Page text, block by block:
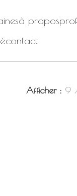
à propos
contact
Afficher 9